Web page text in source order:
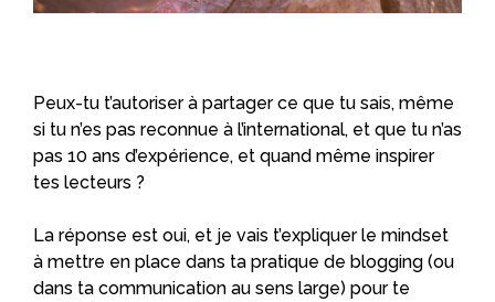
Peux-tu t’autoriser à partager ce que tu sais, même
si tu n’es pas reconnue à l’international, et que tu n’as
pas 10 ans d’expérience, et quand même inspirer
tes lecteurs ?
La réponse est oui, et je vais t’expliquer le mindset
à mettre en place dans ta pratique de blogging (ou
dans ta communication au sens large) pour te